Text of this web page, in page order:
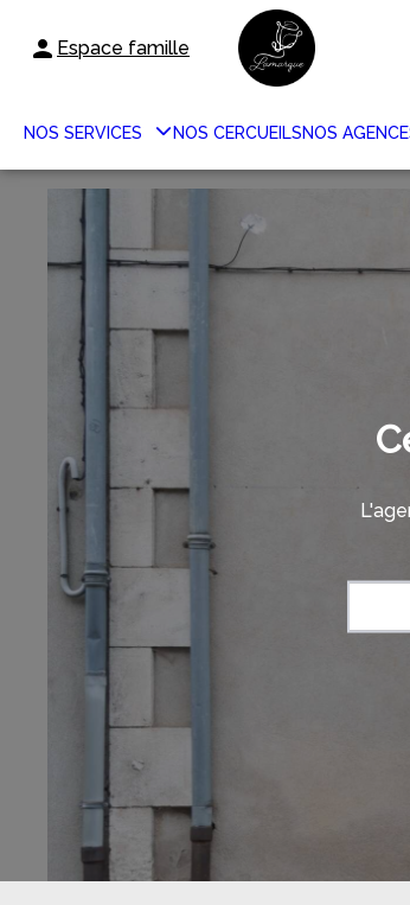
Espace famille
NOS SERVICES NOS CERCUEILSNOS